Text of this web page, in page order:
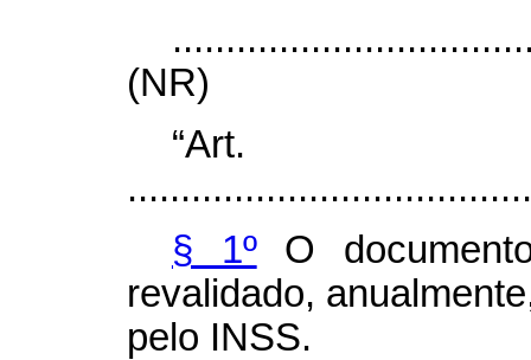
(NR)
§ 1ºO
revalidado,
pelo INSS.